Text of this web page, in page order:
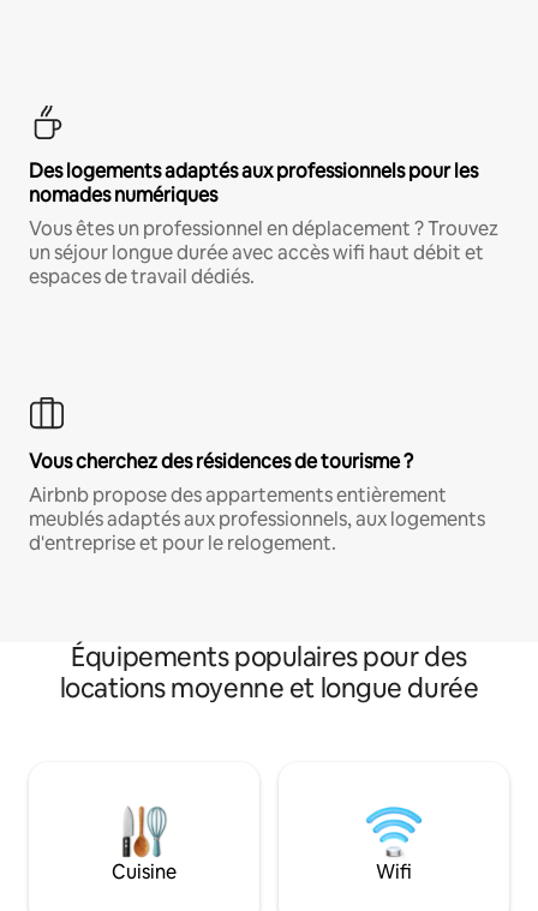
Des logements adaptés aux professionnels pour les
nomades numériques
Vous êtes un professionnel en déplacement ? Trouvez
un séjour longue durée avec accès wifi haut débit et
espaces de travail dédiés.
Vous cherchez des résidences de tourisme ?
Airbnb propose des appartements entièrement
meublés adaptés aux professionnels, aux logements
d'entreprise et pour le relogement.
Équipements populaires pour des
locations moyenne et longue durée
Cuisine Wifi